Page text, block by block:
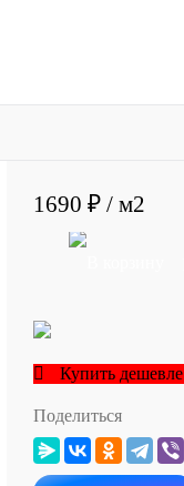
1690 ₽ / м2
Купить дешевле
Поделиться